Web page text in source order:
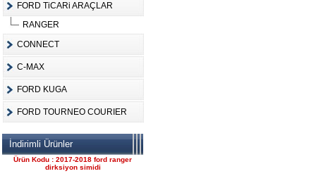
FORD TiCARi ARAÇLAR
RANGER
CONNECT
C-MAX
FORD KUGA
FORD TOURNEO COURIER
İndirimli Ürünler
FORD CONNECT ÇIKMA
ÇELİK JANT CANT
komple motor
2017-2018 ford ranger 2.2
komple motor
Ürün Kodu : 2017-2018 ford ranger
dirksiyon simidi